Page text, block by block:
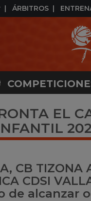
ÁRBITROS
EL
CB TIZONA
CDSI
de alcanzar